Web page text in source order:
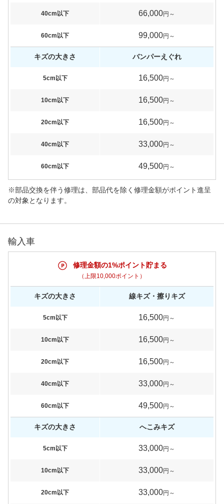
40cm以下 66,000円～
60cm以下 99,000円～
キズの大きさ バンパーえぐれ
5cm以下 16,500円～
10cm以下 16,500円～
20cm以下 16,500円～
40cm以下 33,000円～
60cm以下 49,500円～
※部品交換を伴う修理は、部品代を除く修理金額がポイント進呈
の対象となります。
輸入車
修理金額の1%ポイント貯まる
（上限10,000ポイント）
キズの大きさ 線キズ・擦りキズ
5cm以下 16,500円～
10cm以下 16,500円～
20cm以下 16,500円～
40cm以下 33,000円～
60cm以下 49,500円～
キズの大きさ へこみキズ
5cm以下 33,000円～
10cm以下 33,000円～
20cm以下 33,000円～